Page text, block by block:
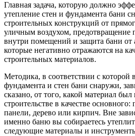
Главная задача, которую должно
утепление стен и фундамента бани
строительных конструкций от
уличным воздухом, предотвращение
внутри помещений и защита бани от
которые негативно отражаются на
строительных материалов.
Методика, в соответствии с которой
фундамента и стен бани снаружи,
сказано, от того, какой материал
строительстве в качестве
панели, дерево или кирпич. Вне
именно баню вы собираетесь
следующие материалы и